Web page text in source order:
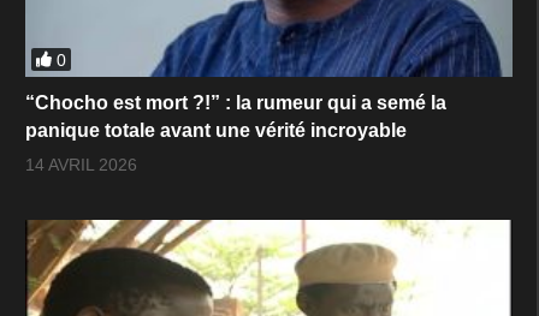
0
“Chocho est mort ?!” : la rumeur qui a semé la
panique totale avant une vérité incroyable
14 AVRIL 2026